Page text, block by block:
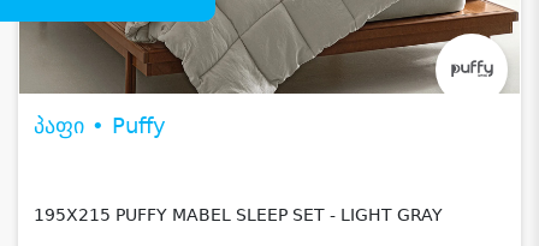
პაფი • Puffy
195X215 PUFFY MABEL SLEEP SET - LIGHT GRAY